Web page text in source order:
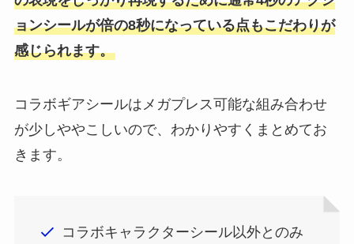
ョンシールが倍の8秒になっている点もこだわりが
感じられます。
コラボギアシールはメガプレス可能な組み合わせ
が少しややこしいので、わかりやすくまとめてお
きます。
コラボキャラクターシール以外とのみ